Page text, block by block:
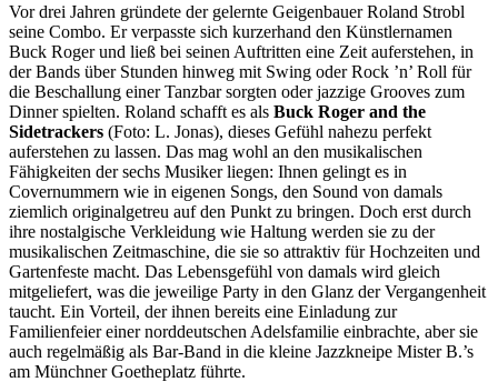
Vor drei Jahren gründete der gelernte Geigenbauer Roland Strobl
seine Combo. Er verpasste sich kurzerhand den Künstlernamen
Buck Roger und ließ bei seinen Auftritten eine Zeit auferstehen, in
der Bands über Stunden hinweg mit Swing oder Rock ’n’ Roll für
die Beschallung einer Tanzbar sorgten oder jazzige Grooves zum
Dinner spielten. Roland schafft es als Buck Roger and the
Sidetrackers (Foto: L. Jonas), dieses Gefühl nahezu perfekt
auferstehen zu lassen. Das mag wohl an den musikalischen
Fähigkeiten der sechs Musiker liegen: Ihnen gelingt es in
Covernummern wie in eigenen Songs, den Sound von damals
ziemlich originalgetreu auf den Punkt zu bringen. Doch erst durch
ihre nostalgische Verkleidung wie Haltung werden sie zu der
musikalischen Zeitmaschine, die sie so attraktiv für Hochzeiten und
Gartenfeste macht. Das Lebensgefühl von damals wird gleich
mitgeliefert, was die jeweilige Party in den Glanz der Vergangenheit
taucht. Ein Vorteil, der ihnen bereits eine Einladung zur
Familienfeier einer norddeutschen Adelsfamilie einbrachte, aber sie
auch regelmäßig als Bar-Band in die kleine Jazzkneipe Mister B.’s
am Münchner Goetheplatz führte.